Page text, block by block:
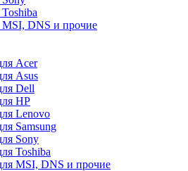
DNS и прочие
Acer
Asus
Dell
HP
Lenovo
Samsung
Sony
Toshiba
MSI, DNS и прочие